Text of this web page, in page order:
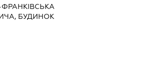
ФРАНКІВСЬКА
БУДИНОК